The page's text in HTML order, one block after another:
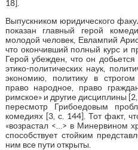
18].
Выпускником юридического
показан главный герой
молодой человек, Евлампий
что окончивший полный курс и
Герой убежден, что он добьется
этико-политических наук,
экономию, политику в
право народное, право
римское» и другие дисциплины
пересмотр Грибоедовым
комедиях [3, с. 144]. Тот факт,
«возрастал <…> в Минервином
способствует стойким
ним все пути открыты.